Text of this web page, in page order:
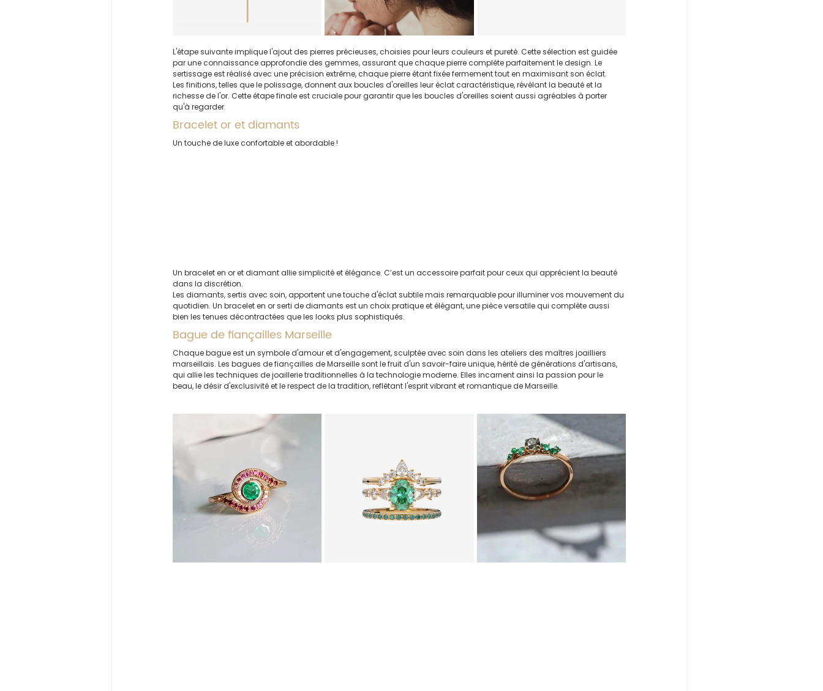
L'étape suivante implique l'ajout des pierres précieuses, choisies pour leurs couleurs et pureté. Cette sélection est guidée
par une connaissance approfondie des gemmes, assurant que chaque pierre complète parfaitement le design. Le
sertissage est réalisé avec une précision extrême, chaque pierre étant fixée fermement tout en maximisant son éclat.
Les finitions, telles que le polissage, donnent aux boucles d'oreilles leur éclat caractéristique, révélant la beauté et la
richesse de l'or. Cette étape finale est cruciale pour garantir que les boucles d'oreilles soient aussi agréables à porter
qu'à regarder.
Bracelet or et diamants
Un touche de luxe confortable et abordable !
Un bracelet en or et diamant allie simplicité et élégance. C’est un accessoire parfait pour ceux qui apprécient la beauté
dans la discrétion.
Les diamants, sertis avec soin, apportent une touche d'éclat subtile mais remarquable pour illuminer vos mouvement du
quotidien. Un bracelet en or serti de diamants est un choix pratique et élégant, une pièce versatile qui complète aussi
bien les tenues décontractées que les looks plus sophistiqués.
Bague de fiançailles Marseille
Chaque bague est un symbole d'amour et d'engagement, sculptée avec soin dans les ateliers des maîtres joailliers
marseillais. Les bagues de fiançailles de Marseille sont le fruit d'un savoir-faire unique, hérité de générations d'artisans,
qui allie les techniques de joaillerie traditionnelles à la technologie moderne. Elles incarnent ainsi la passion pour le
beau, le désir d'exclusivité et le respect de la tradition, reflétant l'esprit vibrant et romantique de Marseille.